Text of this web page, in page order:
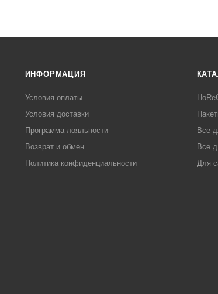
ИНФОРМАЦИЯ
Условия оплаты
Условия доставки
Программа лояльности
Возврат и обмен
Политика конфиденциальности
Все
Все
Для